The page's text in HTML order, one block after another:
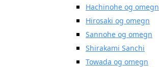
Hachinohe og omegn
Hirosaki og omegn
Sannohe og omegn
Shirakami Sanchi
Towada og omegn